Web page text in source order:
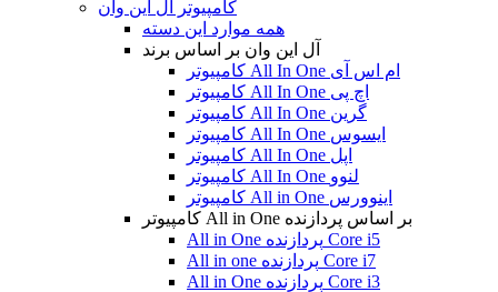
کامپیوتر آل این وان
همه موارد این دسته
آل این وان بر اساس برند
کامپیوتر All In One ام اس آی
کامپیوتر All In One اچ پی
کامپیوتر All In One گرین
کامپیوتر All In One ایسوس
کامپیوتر All In One اپل
کامپیوتر All In One لنوو
کامپیوتر All in One اینوورس
کامپیوتر All in One بر اساس پردازنده
All in One پردازنده Core i5
All in one پردازنده Core i7
All in One پردازنده Core i3